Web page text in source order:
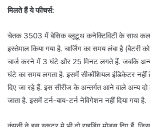
मिलते हैं ये फीचर्स:
चेतक 3503 में बेसिक ब्लूटूथ कनेक्टिविटी के साथ
इस्तेमाल किया गया है. चार्जिंग का समय लंबा है (बैटरी
चार्ज करने में 3 घंटे और 25 मिनट लगते हैं. जबकि
घंटे का समय लगता है. इसमें सीक्वेंशियल इंडिकेटर
दिए जा रहे हैं. इस सीरीज के अन्तर्गत आने वाले अन्य दो
जाता है. इसमें टर्न-बाय-टर्न नेविगेशन नहीं दिया गया है.